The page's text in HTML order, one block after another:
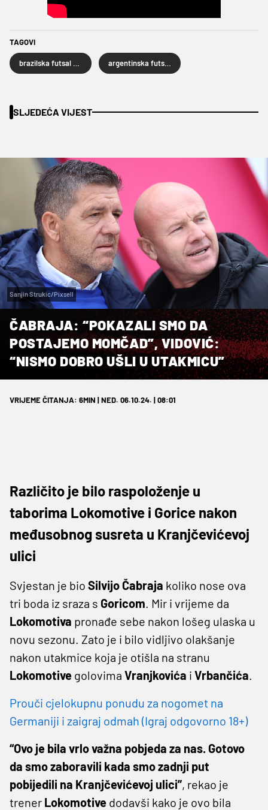
TAGOVI
SLJEDEĆA VIJEST
Sanjin Strukic/Pixsell
ČABRAJA: “POKAZALI SMO DA
POSTAJEMO MOMČAD”, VIDOVIĆ:
“NISMO DOBRO UŠLI U UTAKMICU”
VRIJEME ČITANJA: 6MIN | NED. 06.10.24. | 08:01
Različito je bilo raspoloženje u
taborima Lokomotive i Gorice nakon
međusobnog susreta u Kranjčevićevoj
ulici
Svjestan je bio Silvijo Čabraja koliko nose ova
tri boda iz sraza s Goricom. Mir i vrijeme da
Lokomotiva pronađe sebe nakon lošeg ulaska u
novu sezonu. Zato je i bilo vidljivo olakšanje
nakon utakmice koja je otišla na stranu
Lokomotive golovima Vranjkovića i Vrbančića.
Prouči cjelokupnu ponudu za nogomet na
Germaniji i zaigraj odmah (Igraj odgovorno 18+)
“Ovo je bila vrlo važna pobjeda za nas. Gotovo
da smo zaboravili kada smo zadnji put
pobijedili na Kranjčevićevoj ulici”, rekao je
trener Lokomotive dodavši kako je ovo bila